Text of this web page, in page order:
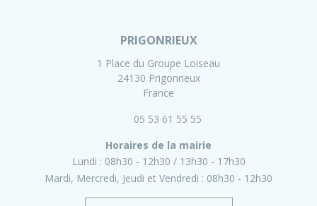
PRIGONRIEUX
1 Place du Groupe Loiseau
24130 Prigonrieux
France
05 53 61 55 55
Horaires de la mairie
Lundi : 08h30 - 12h30
13h30 - 17h30
Mardi, Mercredi, Jeudi et Vendredi : 08h30 - 12h30